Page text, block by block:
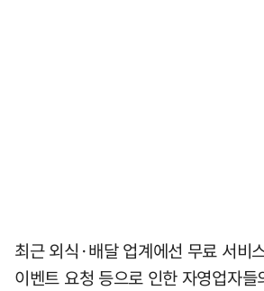
최근 외식·배달 업계에선 무료 서비
이벤트 요청 등으로 인한 자영업자들